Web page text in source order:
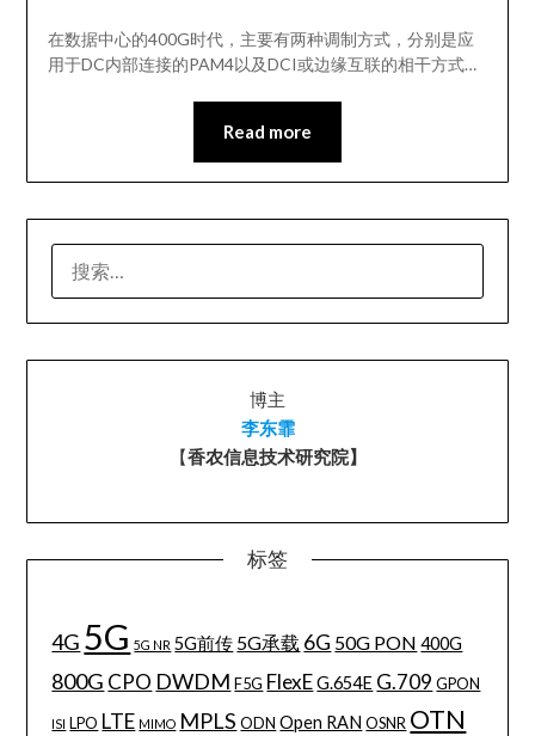
在数据中心的400G时代，主要有两种调制方式，分别是应
用于DC内部连接的PAM4以及DCI或边缘互联的相干方式…
Read more
索：
博主
李东霏
【香农信息技术研究院】
标签
4G 5G 5G NR 5G前传 5G承载 6G 50G PON 400G
800G CPO DWDM F5G FlexE G.654E G.709 GPON
ISI LPO LTE MIMO MPLS ODN Open RAN OSNR OTN